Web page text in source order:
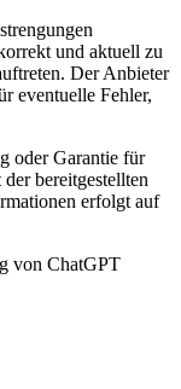
und aktuell zu
Der Anbieter
eventuelle Fehler,
oder Garantie für
bereitgestellten
erfolgt auf
von ChatGPT